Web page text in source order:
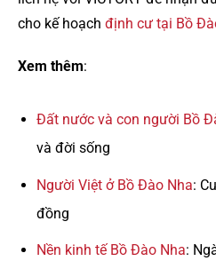
cho kế hoạch định cư tại Bồ
Xem thêm:
Đất nước và con người Bồ
và đời sống
Người Việt ở Bồ Đào Nha:
đồng
Nền kinh tế Bồ Đào Nha: